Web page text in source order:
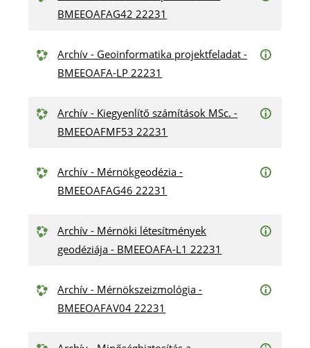
BMEEOAFAG42 22231
Archív - Geoinformatika projektfeladat -
BMEEOAFA-LP 22231
Archív - Kiegyenlítő számítások MSc. -
BMEEOAFMF53 22231
Archív - Mérnökgeodézia -
BMEEOAFAG46 22231
Archív - Mérnöki létesítmények
geodéziája - BMEEOAFA-L1 22231
Archív - Mérnökszeizmológia -
BMEEOAFAV04 22231